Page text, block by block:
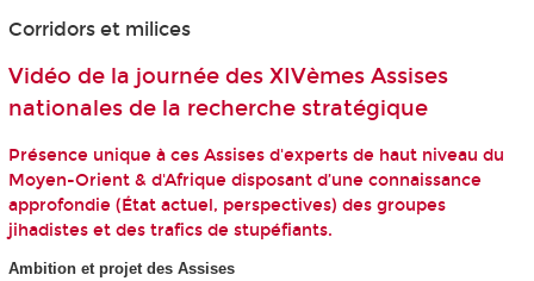
Corridors et milices
Vidéo de la journée des XIVèmes Assises
nationales de la recherche stratégique
Présence unique à ces Assises d'experts de haut niveau du
Moyen-Orient & d'Afrique disposant d’une connaissance
approfondie (État actuel, perspectives) des groupes
jihadistes et des trafics de stupéfiants.
Ambition et projet des Assises